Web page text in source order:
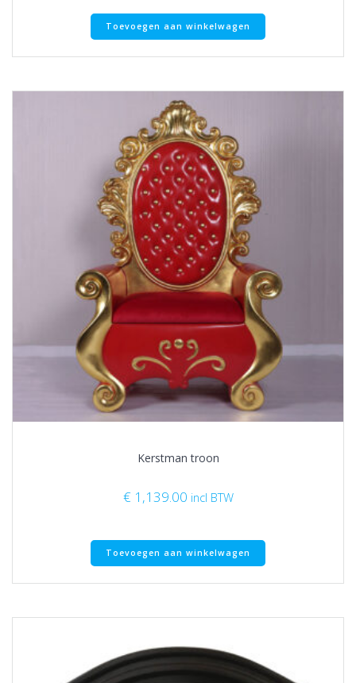
Toevoegen aan winkelwagen
Kerstman troon
€ 1,139.00 incl BTW
Toevoegen aan winkelwagen